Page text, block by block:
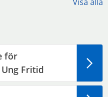
för
Fritid